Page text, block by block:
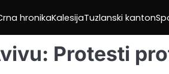
hronikaKalesijaTuzlanski kanton
Protesti